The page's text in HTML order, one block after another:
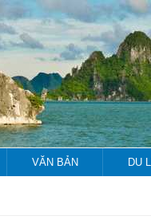
VĂN BẢN DU